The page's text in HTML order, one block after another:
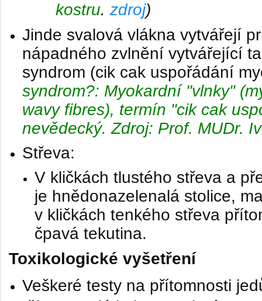
kostru. zdroj)
Jinde svalová vlákna vytvářejí
nápadného zvlnění vytvářející
syndrom (cik cak uspořádání
syndrom?: Myokardní "vlnky"
wavy fibres), termín "cik cak
nevědecký. Zdroj: Prof. MUDr.
Střeva:
​V kličkách tlustého střeva a
je hnědonazelenalá stolice,
v kličkách tenkého střeva
čpavá tekutina.
Toxikologické vyšetření
Veškeré testy na přítomnosti